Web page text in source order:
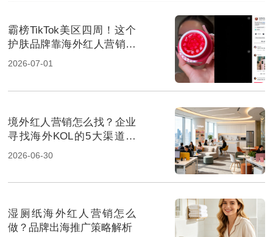
霸榜TikTok美区四周！这个
护肤品牌靠海外红人营销引
爆面部护理赛道
2026-07-01
境外红人营销怎么找？企业
寻找海外KOL的5大渠道解
析
2026-06-30
湿厕纸海外红人营销怎么
做？品牌出海推广策略解析